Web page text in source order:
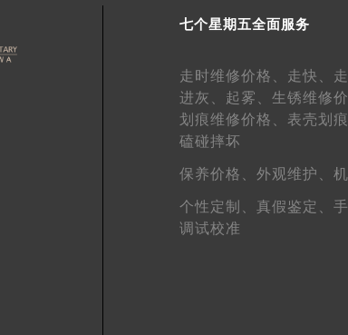
先天下七个星期五售后服务中心（需提前预约）
特大街七个星期五售后服务中心（需提前预约）
街七个星期五售后服务中心（需提前预约）
3号王府井百货名表维修七个星期五售后服务中心（
个星期五售后服务中心（需提前预约）
霍洛街七个星期五售后服务中心（需提前预约）
央街七个星期五售后服务中心（需提前预约）
街七个星期五售后服务中心（需提前预约）
路七个星期五售后服务中心（需提前预约）
五售后服务中心（需提前预约）
七个星期五全面服务
走时维修价格、 走快、
进灰、 起雾、 生锈维修价
划痕维修价格、 表壳划痕
磕碰摔坏
保养价格、 外观维护、
个性定制、 真假鉴定、
调试校准